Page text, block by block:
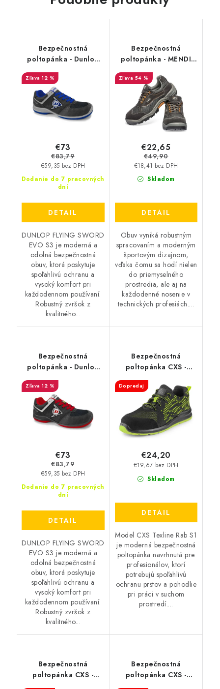
Bezpečnostná
poltopánka - Dunlop
FLYING SWORD EVO
S3 - čierna-modrá
DL0201047
12 %
Dodanie do 7 pracovných
dní
€59,35 bez DPH
€73
€83,79
DETAIL
DUNLOP FLYING SWORD
EVO S3 je moderná a
odolná bezpečnostná
obuv, ktorá poskytuje
spoľahlivú ochranu a
vysoký komfort pri
každodennom používaní.
Robustný zvršok z
kvalitného...
Bezpečnostná
poltopánka - MENDI
Ares 536W S1P HI CI
SRC - výpredaj
54 %
Skladom
€18,41 bez DPH
€22,65
€49,90
DETAIL
Obuv vyniká robustným
spracovaním a moderným
športovým dizajnom,
vďaka čomu sa hodí nielen
do priemyselného
prostredia, ale aj na
každodenné nosenie v
technických profesiách....
Bezpečnostná
poltopánka - Dunlop
FLYING SWORD EVO
S3 - čierna-červená
DL0201048
12 %
Dodanie do 7 pracovných
dní
€59,35 bez DPH
€73
€83,79
DETAIL
DUNLOP FLYING SWORD
EVO S3 je moderná a
odolná bezpečnostná
obuv, ktorá poskytuje
spoľahlivú ochranu a
vysoký komfort pri
každodennom používaní.
Robustný zvršok z
kvalitného...
Bezpečnostná
poltopánka CXS -
Texline Rab S1
Dopredaj
Skladom
€19,67 bez DPH
€24,20
DETAIL
Model CXS Texline Rab S1
je moderná bezpečnostná
poltopánka navrhnutá pre
profesionálov, ktorí
potrebujú spoľahlivú
ochranu prstov a pohodlie
pri práci v suchom
prostredí....
Bezpečnostná
poltopánka CXS -
Bezpečnostná
poltopánka CXS -